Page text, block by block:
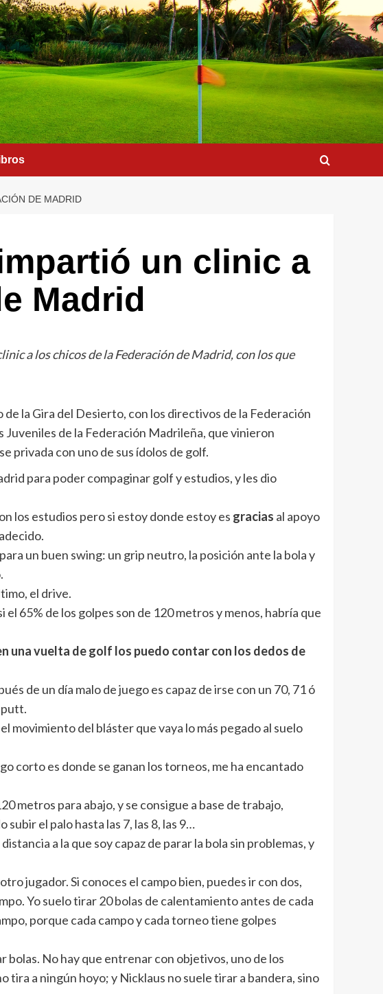
DE MADRID
un clinic a
Madrid
a los chicos de la Federación de Madrid, con los que
la Gira del Desierto, con los directivos de la Federación
Juveniles de la Federación Madrileña, que vinieron
privada con uno de sus ídolos de golf.
para poder compaginar golf y estudios, y les dio
los estudios pero si estoy donde estoy es gracias al apoyo
un buen swing: un grip neutro, la posición ante la bola y
el drive.
65% de los golpes son de 120 metros y menos, habría que
una vuelta de golf los puedo contar con los dedos de
de un día malo de juego es capaz de irse con un 70, 71 ó
putt.
movimiento del bláster que vaya lo más pegado al suelo
corto es donde se ganan los torneos, me ha encantado
metros para abajo, y se consigue a base de trabajo,
subir el palo hasta las 7, las 8, las 9…
a la que soy capaz de parar la bola sin problemas, y
jugador. Si conoces el campo bien, puedes ir con dos,
Yo suelo tirar 20 bolas de calentamiento antes de cada
porque cada campo y cada torneo tiene golpes
bolas. No hay que entrenar con objetivos, uno de los
tira a ningún hoyo; y Nicklaus no suele tirar a bandera, sino